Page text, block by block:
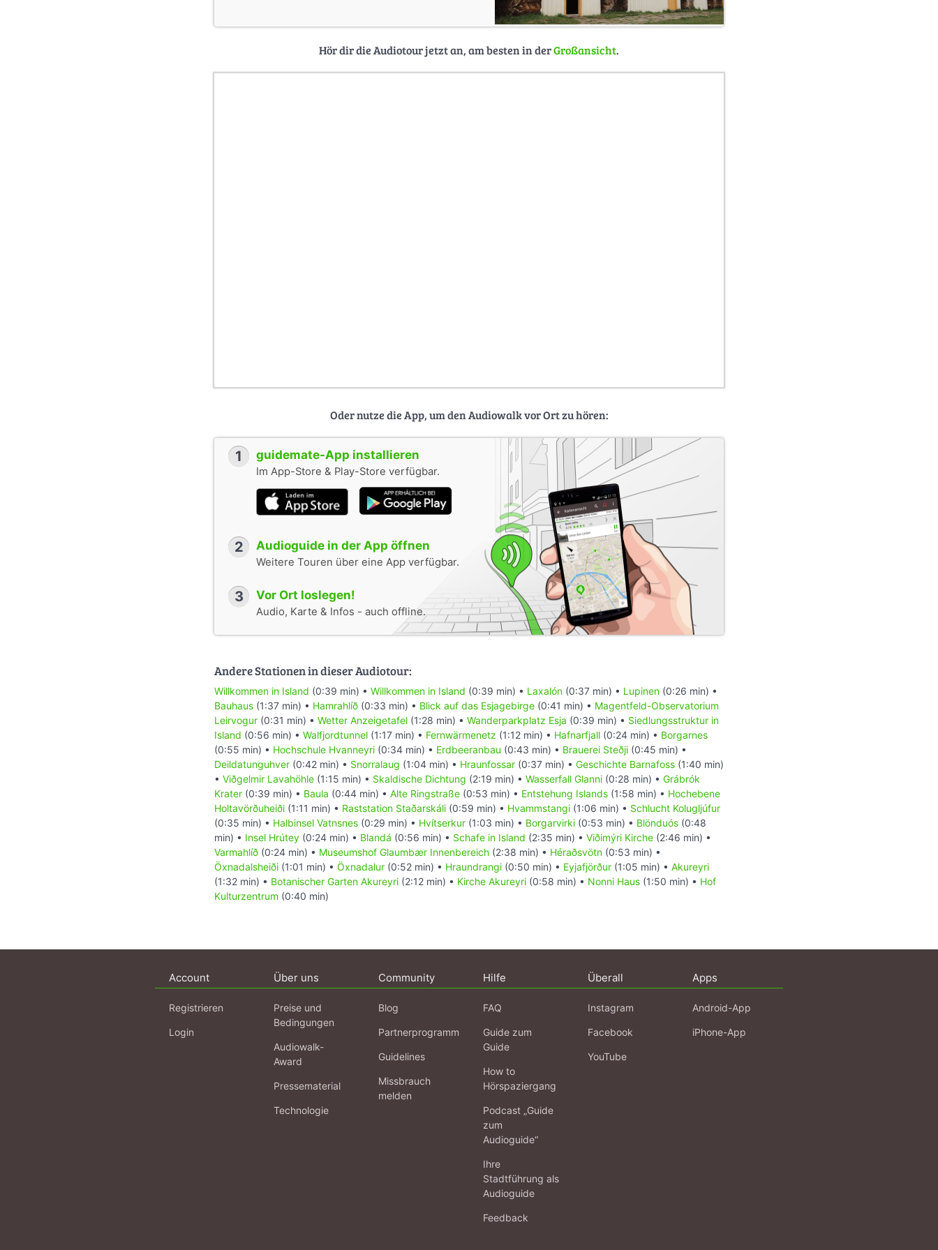
Hör dir die Audiotour jetzt an, am besten in derGroßansicht.
Oder nutze die App, um den Audiowalk vor Ort zu hören:
1 guidemate-App installieren
Im App-Store & Play-Store verfügbar.
2 Audioguide in der App öffnen
Weitere Touren über eine App verfügbar.
3 Vor Ort loslegen!
Audio, Karte & Infos - auch offline.
Andere Stationen in dieser Audiotour:
Willkommen in Island (0:39 min) • Willkommen in Island (0:39 min) • Laxalón (0:37 min) • Lupinen (0:26 min) •
Bauhaus (1:37 min) • Hamrahlíð (0:33 min) • Blick auf das Esjagebirge (0:41 min) • Magentfeld-Observatorium
Leirvogur (0:31 min) • Wetter Anzeigetafel (1:28 min) • Wanderparkplatz Esja (0:39 min) • Siedlungsstruktur in
Island (0:56 min) • Walfjordtunnel (1:17 min) • Fernwärmenetz (1:12 min) • Hafnarfjall (0:24 min) • Borgarnes
(0:55 min) • Hochschule Hvanneyri (0:34 min) • Erdbeeranbau (0:43 min) • Brauerei Steðji (0:45 min) •
Deildatunguhver (0:42 min) • Snorralaug (1:04 min) • Hraunfossar (0:37 min) • Geschichte Barnafoss (1:40 min)
• Viðgelmir Lavahöhle (1:15 min) • Skaldische Dichtung (2:19 min) • Wasserfall Glanni (0:28 min) • Grábrók
Krater (0:39 min) • Baula (0:44 min) • Alte Ringstraße (0:53 min) • Entstehung Islands (1:58 min) • Hochebene
Holtavörðuheiði (1:11 min) • Raststation Staðarskáli (0:59 min) • Hvammstangi (1:06 min) • Schlucht Kolugljúfur
(0:35 min) • Halbinsel Vatnsnes (0:29 min) • Hvítserkur (1:03 min) • Borgarvirki (0:53 min) • Blönduós (0:48
min) • Insel Hrútey (0:24 min) • Blandá (0:56 min) • Schafe in Island (2:35 min) • Viðimýri Kirche (2:46 min) •
Varmahlíð (0:24 min) • Museumshof Glaumbær Innenbereich (2:38 min) • Héraðsvötn (0:53 min) •
Öxnadalsheiði (1:01 min) • Öxnadalur (0:52 min) • Hraundrangi (0:50 min) • Eyjafjörður (1:05 min) • Akureyri
(1:32 min) • Botanischer Garten Akureyri (2:12 min) • Kirche Akureyri (0:58 min) • Nonni Haus (1:50 min) • Hof
Kulturzentrum (0:40 min)
Account
Registrieren
Login
Über uns
Preise und
Bedingungen
Audiowalk-
Award
Pressematerial
Technologie
Community
Blog
Partnerprogramm
Guidelines
Missbrauch
melden
Hilfe
FAQ
Guide zum
Guide
How to
Hörspaziergang
Podcast „Guide
zum
Audioguide“
Ihre
Stadtführung als
Audioguide
Feedback
Überall
Instagram
Facebook
YouTube
Apps
Android-App
iPhone-App